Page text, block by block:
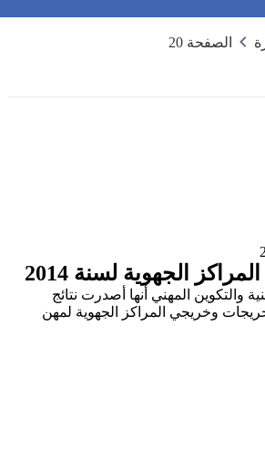
الصفحة 20
الجهوية لسنة 2014
والتكوين المهني أنها أصدرت نتائج
خريجات وخريجي المراكز الجهوية لمهن